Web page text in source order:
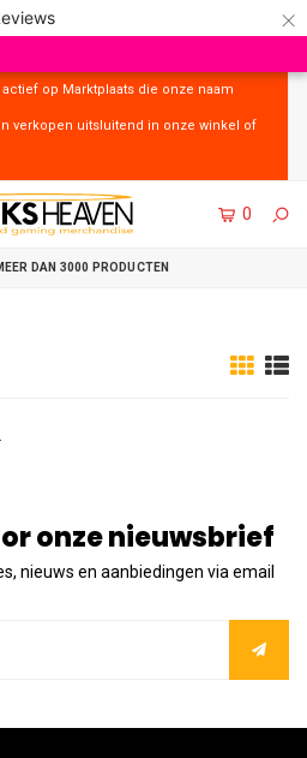
×
op Marktplaats die onze naam
verkopen uitsluitend in onze winkel of
0
DAN 3000 PRODUCTEN
onze nieuwsbrief
nieuws en aanbiedingen via email